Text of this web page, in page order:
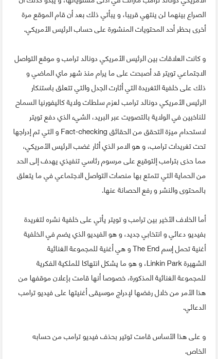
الصراع بينهما لن ينتهي قريبا، و يبأتي ذلك بعد أن قام الموقع مرة
أخرى بحظر أحد المحتويات المنشورة على حساب الرئيس الأمريكي.
و كانت العلاقات بين الرئيس الأمريكي دونالد ترامب و موقع التواصل
الاجتماعي تويتر قد أصبحت على ما يرام منذ شهر ماي الماضي و
ذلك على خلفية التغريدة التي أثارت الجدل والتي تتعلق باستنكار
الرئيس الأمريكي دونالد ترامب لعزم سلطات ولاية كاليفورنيا السماح
للناخبين في الولاية بالتصويت عبر البريد، الشيء الذي دفع تويتر
لاستحدام ميزة التحقق من الحقائق Fact-checking و التي تم إدراجها
تحت تغريدات ترامب، و هو الامر الذي أثار غضب الرئيس الأمريكي،
مما حذى بترامب إلتوقيع على مرسوم رئاسي تنفيذي يهدف إلى الحد
من الحماية التي تتمتع بها منصات التواصل الاجتماعي في ما يتعلق
بالمحتوى والنشر و رفع الحصانة عنها.
أما الخلاف الأخير بين ترامب و تويتر يأتي على خلفية نشره لتغريدة
بفيديو دعائي و انتخابي جديد، و هو الفيديو الذي يضم في الخلفية
أغنية تحمل إسم The End و هي أغنية للمجموعة الغنائية
الشهيرة Linkin Park، و هو ما يشكل انتهاكا للملكية الفكرية
للمجموعة الغنائية المذكورة، خصوصا أنها قامت بإعلان موقفها من
هذا الأمر من خلال رفضها لإدراج موسيقى أغنيتها على فيديو ترامب
الدعائي.
و على هذا الأساس قامت توتير بحذف فيديو ترامب من حسابه
الخاص.